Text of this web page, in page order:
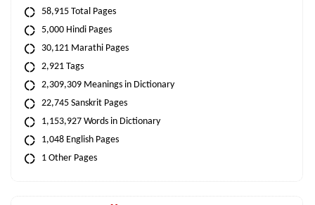
58,915 Total Pages
5,000 Hindi Pages
30,121 Marathi Pages
2,921 Tags
2,309,309 Meanings in Dictionary
22,745 Sanskrit Pages
1,153,927 Words in Dictionary
1,048 English Pages
1 Other Pages